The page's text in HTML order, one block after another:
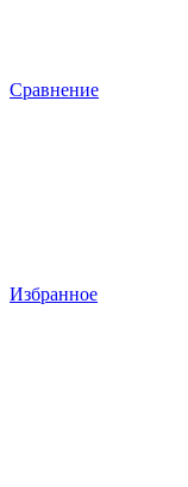
Сравнение
Избранное